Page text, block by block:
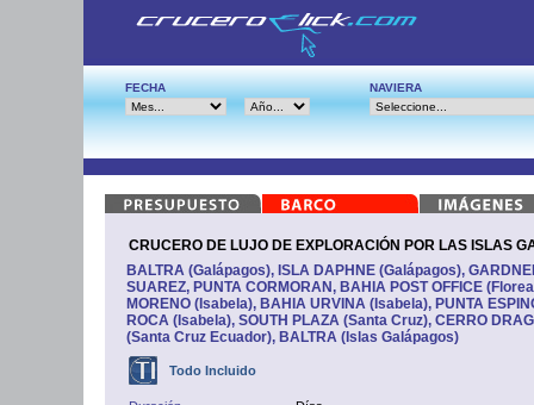
FECHA NAVIERA
CRUCERO DE LUJO DE EXPLORACIÓN POR LAS ISLAS
BALTRA (Galápagos), ISLA DAPHNE (Galápagos),
SUAREZ, PUNTA CORMORAN, BAHIA POST OFFICE
MORENO (Isabela), BAHIA URVINA (Isabela), PUNTA
ROCA (Isabela), SOUTH PLAZA (Santa Cruz), CERRO
(Santa Cruz Ecuador), BALTRA (Islas Galápagos)
Todo Incluido